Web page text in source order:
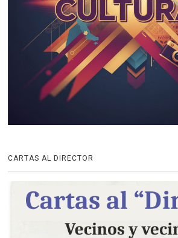
CARTAS AL DIRECTOR